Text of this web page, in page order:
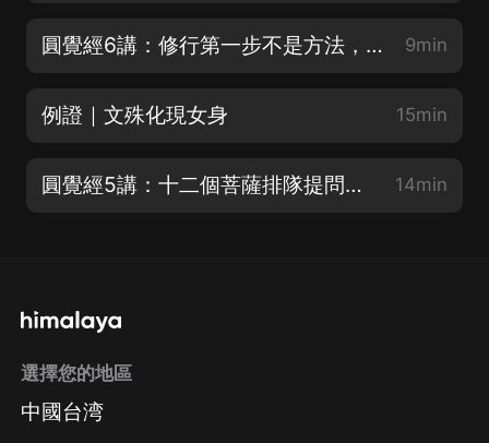
圓覺經6講：修行第一步不是方法，是見地——文殊憑什麼排第一 9min
例證｜文殊化現女身 15min
圓覺經5講：十二個菩薩排隊提問，順序錯一位你都修不成 14min
選擇您的地區
中國台湾